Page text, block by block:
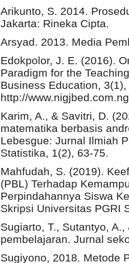
Arikunto, S. 2014.
Jakarta: Rineka Cipta.
Arsyad. 2013. Media
Edokpolor, J. E. (2016).
Paradigm for the
Business Education, 3(1),
http://
Karim, A., & Savitri, D.
matematika berbasis
Lebesgue: Jurnal Ilmiah
Statistika, 1(2), 63-75.
Mahfudah, S. (2019).
(PBL) Terhadap
Perpindahannya Siswa
Skripsi Universitas PGRI
Sugiarto, T., Sutantyo,
pembelajaran. Jurnal
Sugiyono, 2018. Metode